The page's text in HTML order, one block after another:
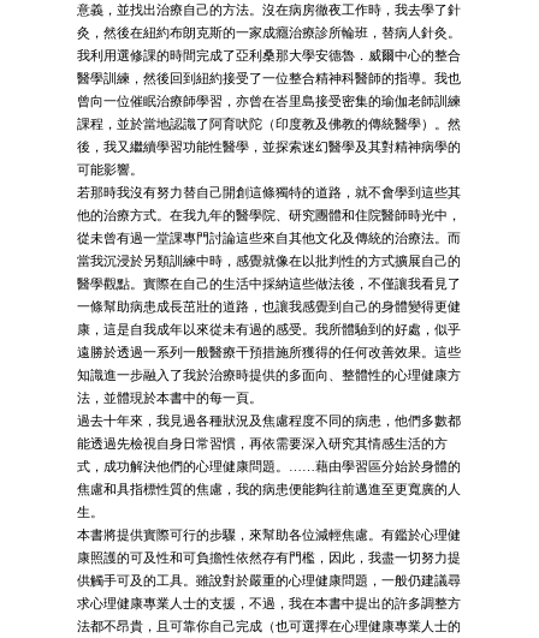
意義，並找出治療自己的方法。沒在病房徹夜工作時，我去學了針
灸，然後在紐約布朗克斯的一家成癮治療診所輪班，替病人針灸。
我利用選修課的時間完成了亞利桑那大學安德魯．威爾中心的整合
醫學訓練，然後回到紐約接受了一位整合精神科醫師的指導。我也
曾向一位催眠治療師學習，亦曾在峇里島接受密集的瑜伽老師訓練
課程，並於當地認識了阿育吠陀（印度教及佛教的傳統醫學）。然
後，我又繼續學習功能性醫學，並探索迷幻醫學及其對精神病學的
可能影響。
若那時我沒有努力替自己開創這條獨特的道路，就不會學到這些其
他的治療方式。在我九年的醫學院、研究團體和住院醫師時光中，
從未曾有過一堂課專門討論這些來自其他文化及傳統的治療法。而
當我沉浸於另類訓練中時，感覺就像在以批判性的方式擴展自己的
醫學觀點。實際在自己的生活中採納這些做法後，不僅讓我看見了
一條幫助病患成長茁壯的道路，也讓我感覺到自己的身體變得更健
康，這是自我成年以來從未有過的感受。我所體驗到的好處，似乎
遠勝於透過一系列一般醫療干預措施所獲得的任何改善效果。這些
知識進一步融入了我於治療時提供的多面向、整體性的心理健康方
法，並體現於本書中的每一頁。
過去十年來，我見過各種狀況及焦慮程度不同的病患，他們多數都
能透過先檢視自身日常習慣，再依需要深入研究其情感生活的方
式，成功解決他們的心理健康問題。……藉由學習區分始於身體的
焦慮和具指標性質的焦慮，我的病患便能夠往前邁進至更寬廣的人
生。
本書將提供實際可行的步驟，來幫助各位減輕焦慮。有鑑於心理健
康照護的可及性和可負擔性依然存有門檻，因此，我盡一切努力提
供觸手可及的工具。雖說對於嚴重的心理健康問題，一般仍建議尋
求心理健康專業人士的支援，不過，我在本書中提出的許多調整方
法都不昂貴，且可靠你自己完成（也可選擇在心理健康專業人士的